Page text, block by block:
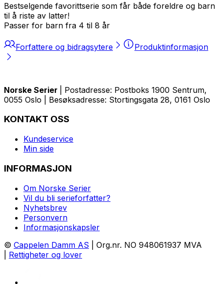
Bestselgende favorittserie som får både foreldre og barn
til å riste av latter!
Passer for barn fra 4 til 8 år
Forfattere og bidragsytere Produktinformasjon
Norske Serier
| Postadresse: Postboks 1900 Sentrum,
0055 Oslo | Besøksadresse: Stortingsgata 28, 0161 Oslo
KONTAKT OSS
Kundeservice
Min side
INFORMASJON
Om Norske Serier
Vil du bli serieforfatter?
Nyhetsbrev
Personvern
Informasjonskapsler
© Cappelen Damm AS | Org.nr. NO 948061937 MVA
Rettigheter og lover